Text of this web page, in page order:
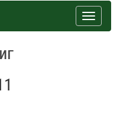
Toggle